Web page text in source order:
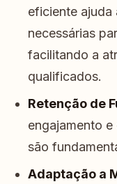
eficiente ajuda
necessárias
facilitando a
qualificados.
Retenção de
engajamento
são
Adaptação a